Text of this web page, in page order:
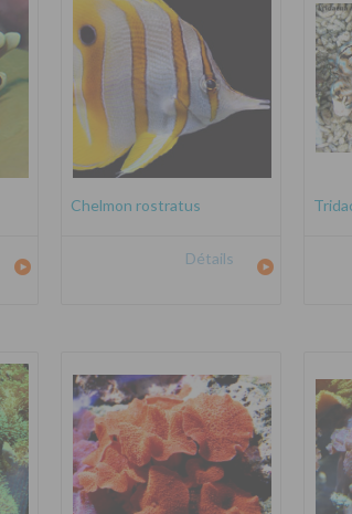
Chelmon rostratus
Détails